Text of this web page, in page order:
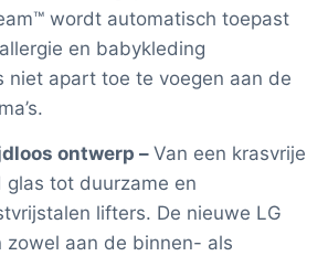
wordt automatisch toepast
en babykleding
niet apart toe te voegen aan de
ontwerp – Van een krasvrije
glas tot duurzame en
lifters. De nieuwe LG
zowel aan de binnen- als